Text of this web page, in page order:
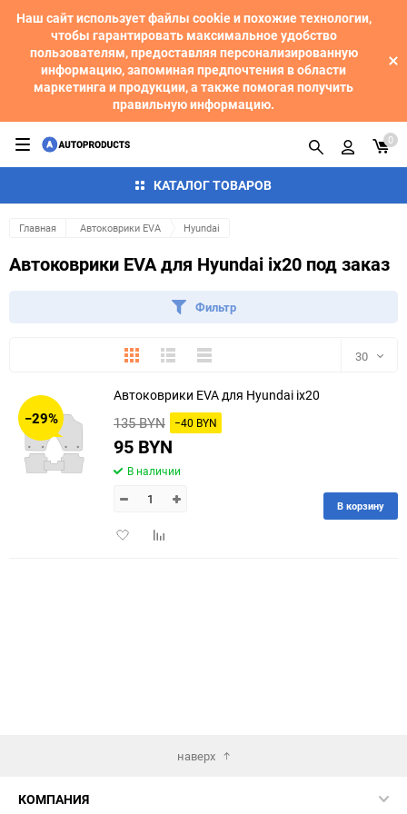
Наш сайт использует файлы cookie и похожие технологии,
чтобы гарантировать максимальное удобство
пользователям, предоставляя персонализированную
информацию, запоминая предпочтения в области
маркетинга и продукции, а также помогая получить
правильную информацию.
КАТАЛОГ ТОВАРОВ
0
Главная Автоковрики EVA Hyundai
Автоковрики EVA для Hyundai ix20 под заказ
Фильтр
ПлиткаПодробноКомпактно 30
150
−29%
Автоковрики EVA для Hyundai ix20
135 BYN −40 BYN
95 BYN
В наличии
ДобавитьДобавить
В корзину
наверх
КОМПАНИЯ